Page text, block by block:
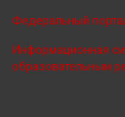
Федеральный
Информационная
образовательным